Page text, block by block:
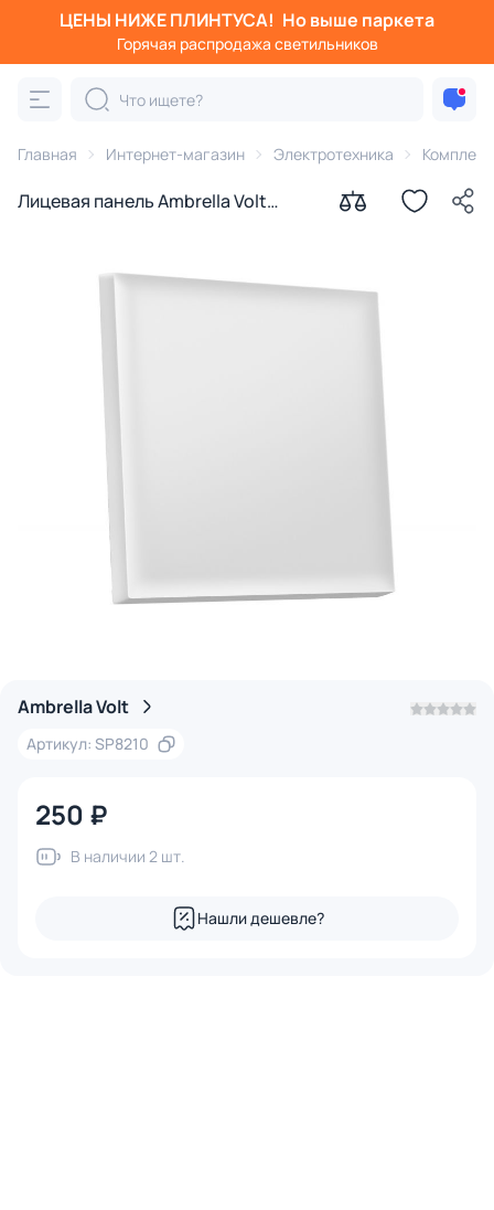
ЦЕНЫ НИЖЕ ПЛИНТУСА! Но выше паркета
Горячая распродажа светильников
Главная Интернет-магазин Электротехника
Лицевая панель Ambrella Volt
PRO SP8210
Ambrella Volt
Артикул: SP8210
250 ₽
В наличии 2 шт.
Нашли дешевле?